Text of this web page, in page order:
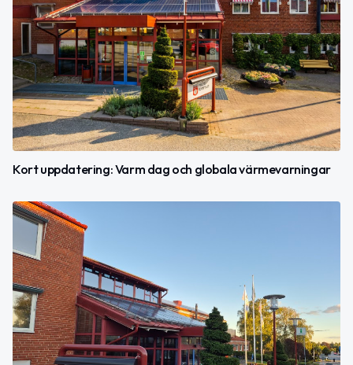
Kort uppdatering: Varm dag och globala värmevarningar